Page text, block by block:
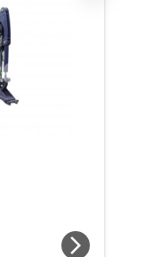
arrow_forward_ios